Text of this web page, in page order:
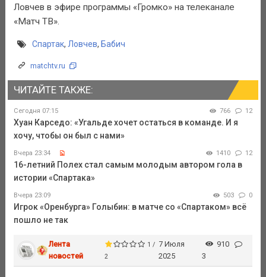
Ловчев в эфире программы «Громко» на телеканале
«Матч ТВ».
Спартак, Ловчев, Бабич
matchtv.ru
ЧИТАЙТЕ ТАКЖЕ:
Сегодня 07:15 766 12
Хуан Карседо: «Угальде хочет остаться в команде. И я
хочу, чтобы он был с нами»
Вчера 23:34 1410 12
16-летний Полех стал самым молодым автором гола в
истории «Спартака»
Вчера 23:09 503 0
Игрок «Оренбурга» Голыбин: в матче со «Спартаком» всё
пошло не так
Лента
новостей
1 /
2
7 Июля
2025
910
3